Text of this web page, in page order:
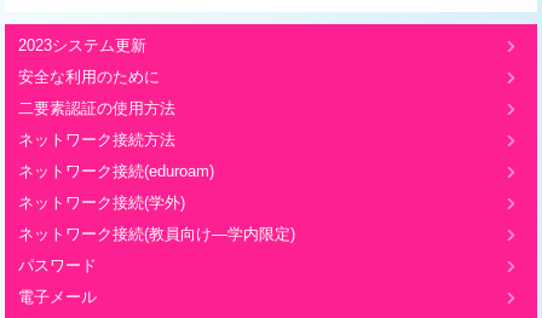
2023システム更新
安全な利用のために
二要素認証の使用方法
ネットワーク接続方法
ネットワーク接続(eduroam)
ネットワーク接続(学外)
ネットワーク接続(教員向け―学内限定)
パスワード
電子メール